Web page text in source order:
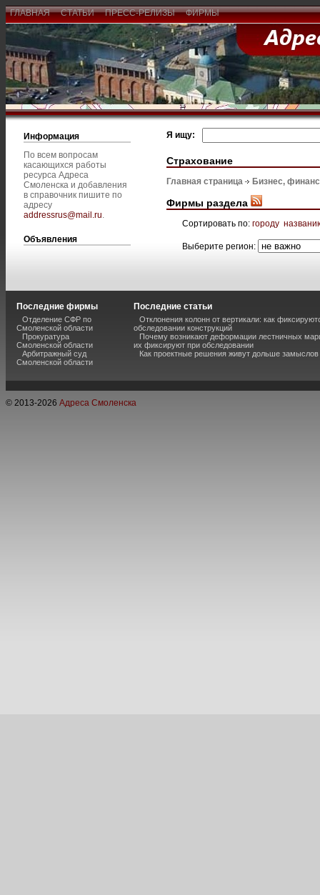
ГЛАВНАЯ СТАТЬИ ПРЕСС-РЕЛИЗЫ ФИРМЫ
Информация
По всем вопросам
касающихся работы
ресурса Адреса
Смоленска и добавления
в справочник пишите по
адресу
addressrus@mail.ru.
Объявления
Я ищу:
Страхование
Главная страница Бизнес,
Фирмы раздела
Сортировать по: городу
Выберите регион:
Последние фирмы
Отделение СФР по
Смоленской области
Прокуратура
Смоленской области
Арбитражный суд
Смоленской области
Последние статьи
Отклонения колонн от вертикали: как
обследовании конструкций
Почему возникают деформации лестничных
их фиксируют при обследовании
Как проектные решения живут дольше замыслов
© 2013-2026 Адреса Смоленска